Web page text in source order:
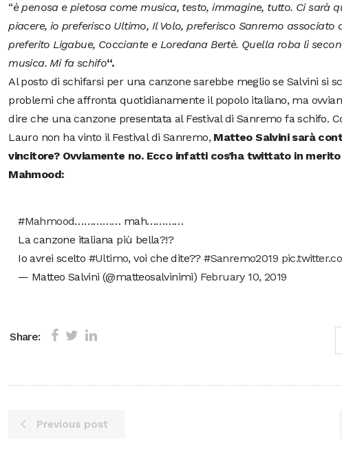
“è penosa e pietosa come musica, testo, immagine, tutto. Ci sarà
piacere, io preferisco Ultimo, Il Volo, preferisco Sanremo associato
preferito Ligabue, Cocciante e Loredana Bertè. Quella roba lì
musica. Mi fa schifo“.
Al posto di schifarsi per una canzone sarebbe meglio se Salvini si
problemi che affronta quotidianamente il popolo italiano, ma
dire che una canzone presentata al Festival di Sanremo fa schifo.
Lauro non ha vinto il Festival di Sanremo, Matteo Salvini sarà
vincitore? Ovviamente no. Ecco infatti cos’ha twittato in
Mahmood:
#Mahmood…………… mah…………
La canzone italiana più bella?!?
Io avrei scelto #Ultimo, voi che dite??#Sanremo2019
— Matteo Salvini (@matteosalvinimi) February 10, 2019
Share:
Previous post